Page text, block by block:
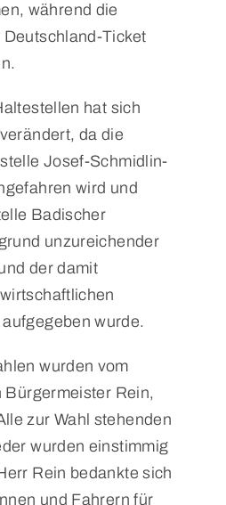
während die
Ticket
hat sich
da die
Josef-Schmidlin-
wird und
Badischer
unzureichender
der damit
wurde.
wurden vom
Bürgermeister Rein,
zur Wahl stehenden
wurden einstimmig
Rein bedankte sich
und Fahrern für